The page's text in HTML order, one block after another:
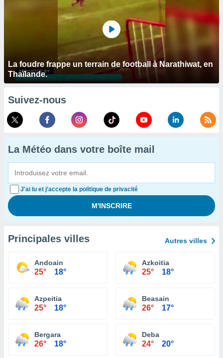
La foudre frappe un terrain de football à Narathiwat, en
Thaïlande.
Suivez-nous
La Météo dans votre boîte mail
J'ai lu et j'accepte la politique de privacité
Principales villes Autres villes
Andoain
25° 18°
Azkoitia
25° 18°
Azpeitia
25° 18°
Beasain
26° 17°
Bergara
26° 18°
Deba
24° 20°